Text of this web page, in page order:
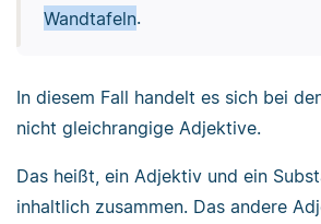
Wandtafeln.
In diesem Fall handelt es sich bei
nicht gleichrangige Adjektive.
Das heißt, ein Adjektiv und ein
inhaltlich zusammen. Das andere